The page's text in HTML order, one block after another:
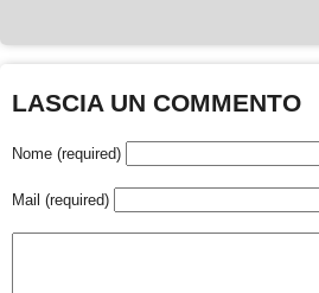
LASCIA UN COMMENTO
Nome (required)
Mail (required)